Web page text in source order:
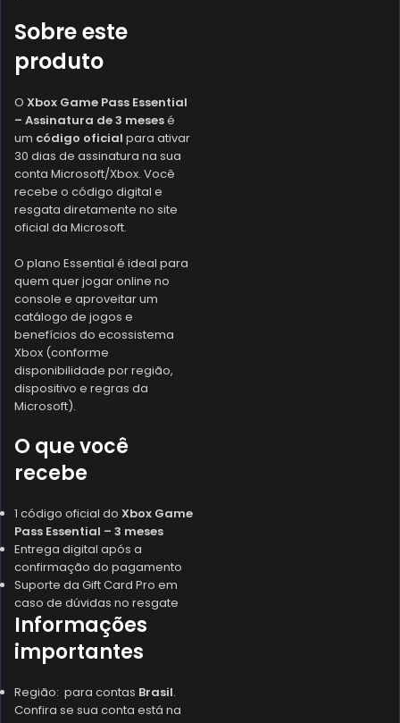
Sobre este
produto
O Xbox Game Pass Essential
– Assinatura de 3 mesesé
um código oficial para ativar
30 dias de assinatura na sua
conta Microsoft/Xbox. Você
recebe o código digital e
resgata diretamente no site
oficial da Microsoft.
O plano Essential é ideal para
quem quer jogar online no
console e aproveitar um
catálogo de jogos e
benefícios do ecossistema
Xbox (conforme
disponibilidade por região,
dispositivo e regras da
Microsoft).
O que você
recebe
1 código oficial do Xbox Game
Pass Essential – 3 meses
Entrega digital após a
confirmação do pagamento
Suporte da Gift Card Pro em
caso de dúvidas no resgate
Informações
importantes
Região: para contas Brasil.
Confira se sua conta está na